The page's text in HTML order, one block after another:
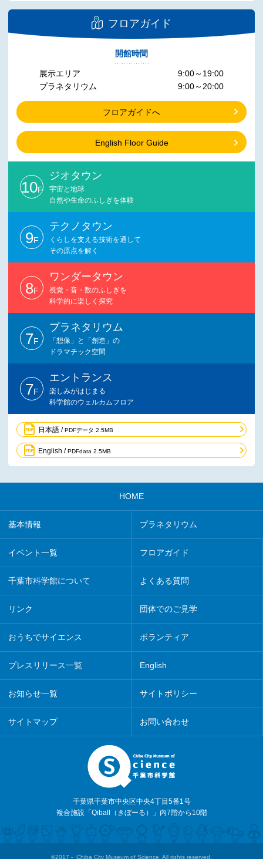
フロアガイド
開館時間
展示エリア
プラネタリウム
9:00～19:00
9:00～20:00
フロアガイドへ
English Floor Guide
10F
ジオタウン
宇宙と地球
自然や生命のふしぎを体験
9F
テクノタウン
くらしを支える技術を通して
その原点を解く
8F
ワンダータウン
視覚・音・数のふしぎを
科学的に楽しく探究
7F
プラネタリウム
「想像」と「創造」の
ドラマチック空間
7F
エントランス
楽しみがはじまる
科学館のウェルカムフロア
日本語 /PDFデータ 2.5MB
English /PDFdata 2.5MB
HOME
基本情報 プラネタリウム
イベント一覧 フロアガイド
千葉市科学館について よくある質問
リンク 団体でのご見学
おうちでサイエンス ボランティア
プレスリリース一覧 English
お知らせ一覧 サイトポリシー
サイトマップ お問い合わせ
千葉県千葉市中央区中央4丁目5番1号
複合施設「Qiball（きぼーる）」内7階から10階
©2017 - Chiba City Museum of Science. All rights reserved.